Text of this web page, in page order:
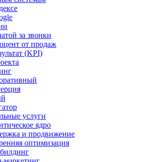
за звонки
от продаж
(KPI)
услуги
ядро
и продвижение
оптимизация